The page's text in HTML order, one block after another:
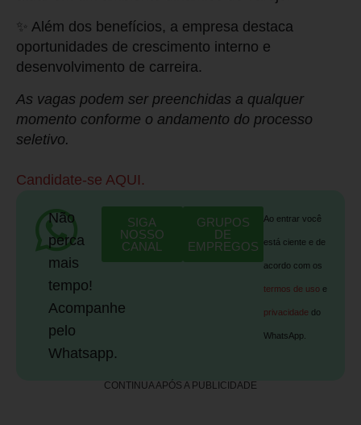
✨ Além dos benefícios, a empresa destaca
oportunidades de crescimento interno e
desenvolvimento de carreira.
As vagas podem ser preenchidas a qualquer
momento conforme o andamento do processo
seletivo.
Candidate-se AQUI.
Não
perca
mais
tempo!
Acompanhe
pelo
Whatsapp.
SIGA
NOSSO
CANAL
GRUPOS
DE
EMPREGOS
Ao entrar você
está ciente e de
acordo com os
termos de uso e
privacidade do
WhatsApp.
CONTINUA APÓS A PUBLICIDADE